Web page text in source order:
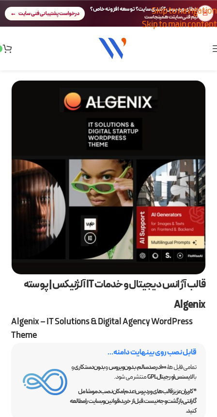
Skip to navigation
Skip to main content
🚨 خطای وردپرس؟ کندی سایت؟ توسعه افزونه خاص؟
تیم فنی سایتت همینجاست درخواست پشتیبانی فنی سایت
قالب آژانس دیجیتال و خدمات IT آلژنیکس | پوسته
Algenix
Algenix – IT Solutions & Digital Agency WordPress
Theme
قابل نصب روی بینهایت دامنه...
تمامی فایل ها،100 درصد سالم ،بدون ویروسوبدون دستکاریو
بالایسنس اورجینال GPL
منتشر می شود.
*کاربران عزیز قالب‌های وردپرس؛ عدم امکان نصب دمو، شامل
گارانتی بازگشت وجه نیست. قبل از خرید، قوانین وبسایت را مطالعه
کنید.